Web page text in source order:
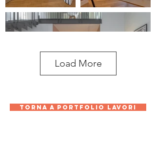
Load More
Torna a portfolio lavori